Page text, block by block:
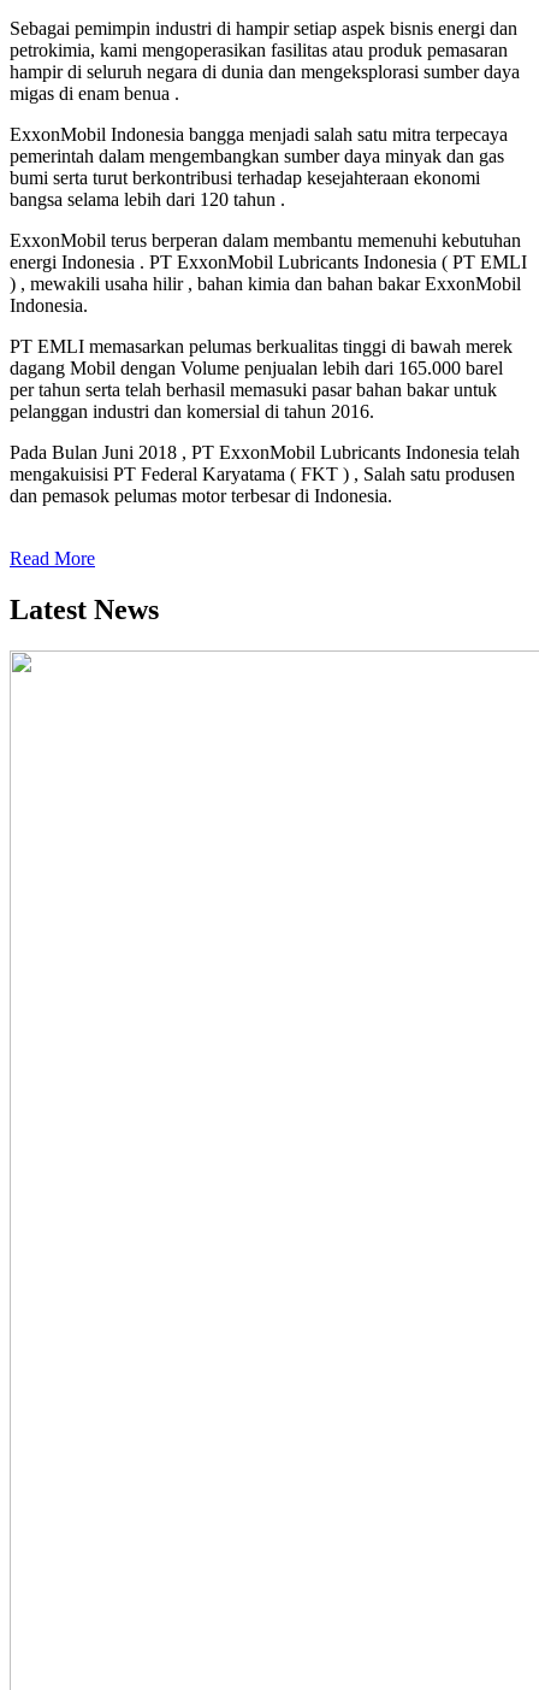
Sebagai pemimpin industri di hampir setiap aspek bisnis energi dan
petrokimia, kami mengoperasikan fasilitas atau produk pemasaran
hampir di seluruh negara di dunia dan mengeksplorasi sumber daya
migas di enam benua .
ExxonMobil Indonesia bangga menjadi salah satu mitra terpecaya
pemerintah dalam mengembangkan sumber daya minyak dan gas
bumi serta turut berkontribusi terhadap kesejahteraan ekonomi
bangsa selama lebih dari 120 tahun .
ExxonMobil terus berperan dalam membantu memenuhi kebutuhan
energi Indonesia . PT ExxonMobil Lubricants Indonesia ( PT EMLI
) , mewakili usaha hilir , bahan kimia dan bahan bakar ExxonMobil
Indonesia.
PT EMLI memasarkan pelumas berkualitas tinggi di bawah merek
dagang Mobil dengan Volume penjualan lebih dari 165.000 barel
per tahun serta telah berhasil memasuki pasar bahan bakar untuk
pelanggan industri dan komersial di tahun 2016.
Pada Bulan Juni 2018 , PT ExxonMobil Lubricants Indonesia telah
mengakuisisi PT Federal Karyatama ( FKT ) , Salah satu produsen
dan pemasok pelumas motor terbesar di Indonesia.
Read More
Latest News